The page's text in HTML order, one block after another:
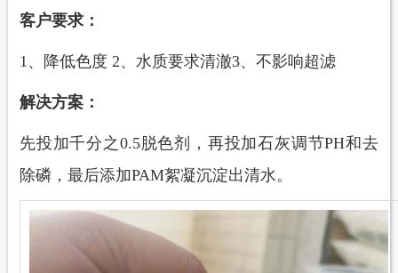
客户要求：
1、降低色度 2、水质要求清澈3、不影响超滤
解决方案：
先投加千分之 0.5脱色剂，再投加石灰调节PH和去
除磷，最后添加PAM絮凝沉淀出清水。